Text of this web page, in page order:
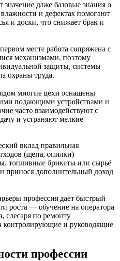
даже базовые знания о
и дефектах помогают
и доски, что снижает брак и
месте работа сопряжена с
механизмами, поэтому
защиты, системы
охраны труда.
многие цехи оснащены
подающими устройствами и
часто взаимодействуют с
и устраняют мелкие
вклад правильная
(щепа, опилки)
топливные брикеты или сырьё
принося дополнительный доход
профессия дает быстрый
роста — обучение на оператора
слесаря по ремонту
контролирующие и руководящие
профессии